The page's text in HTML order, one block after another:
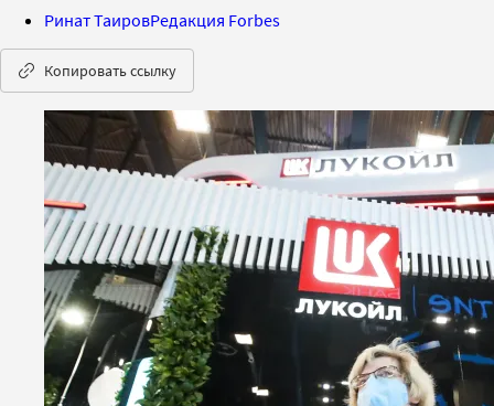
Ринат ТаировРедакция Forbes
Копировать ссылку